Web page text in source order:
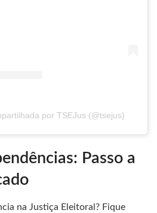
por TSEJus (@tsejus)
Passo a
na Justiça Eleitoral? Fique